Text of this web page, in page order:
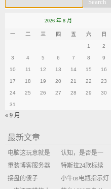
2026 年 8 月
一 二 三 四 五 六 日
1 2
3 4 5 6 7 8 9
10 11 12 13 14 15 16
17 18 19 20 21 22 23
24 25 26 27 28 29 30
31
« 9 月
最新文章
电脑这玩意就是
缝缝补补的事
认知，是否是一
座大山？当架构
决策变成配置清
重装博客服务器
环境
特斯拉24款标续
Model Y 2万公里
接盘的傻子
小牛us电瓶指示灯